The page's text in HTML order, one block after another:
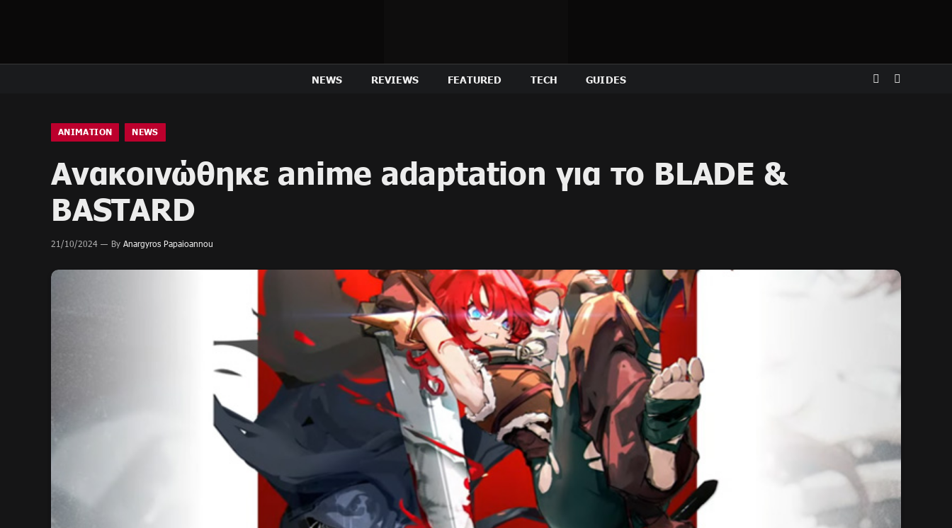
NEWS REVIEWS FEATURED TECH GUIDES
ANIMATION NEWS
Ανακοινώθηκε anime adaptation για το BLADE &
BASTARD
21/10/2024 By Anargyros Papaioannou